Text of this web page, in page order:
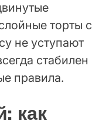
торты с
не уступают
стабилен
правила.
как